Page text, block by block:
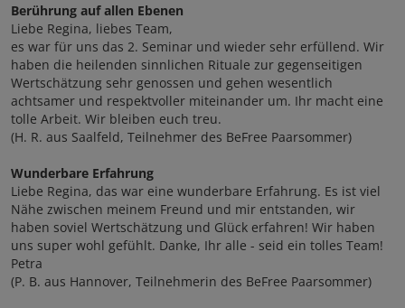
Berührung auf allen Ebenen
Liebe Regina, liebes Team,
es war für uns das 2. Seminar und wieder sehr erfüllend. Wir
haben die heilenden sinnlichen Rituale zur gegenseitigen
Wertschätzung sehr genossen und gehen wesentlich
achtsamer und respektvoller miteinander um. Ihr macht eine
tolle Arbeit. Wir bleiben euch treu.
(H. R. aus Saalfeld, Teilnehmer des BeFree Paarsommer)
Wunderbare Erfahrung
Liebe Regina, das war eine wunderbare Erfahrung. Es ist viel
Nähe zwischen meinem Freund und mir entstanden, wir
haben soviel Wertschätzung und Glück erfahren! Wir haben
uns super wohl gefühlt. Danke, Ihr alle - seid ein tolles Team!
Petra
(P. B. aus Hannover, Teilnehmerin des BeFree Paarsommer)